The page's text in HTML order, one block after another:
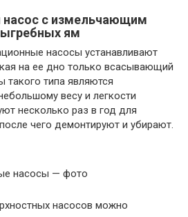
с измельчающим
ям
насосы устанавливают
на ее дно только всасывающий
типа являются
весу и легкости
несколько раз в год для
чего демонтируют и убирают.
насосы — фото
насосов можно